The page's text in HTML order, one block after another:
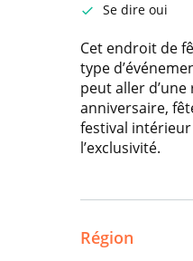
Se dire oui
Cet endroit de
type
peut aller
anniversaire,
festival
l’exclusivité.
Région